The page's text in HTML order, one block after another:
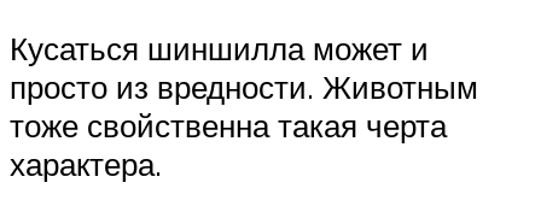
Кусаться шиншилла может и
просто из вредности. Животным
тоже свойственна такая черта
характера.